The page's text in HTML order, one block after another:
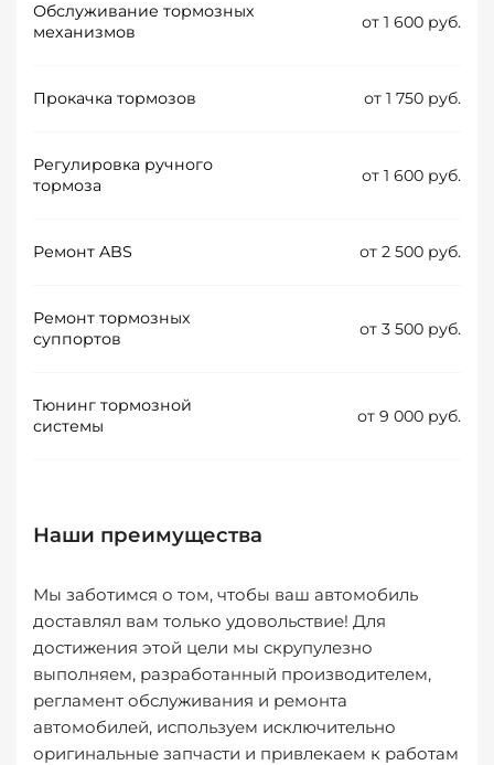
Обслуживание тормозных
механизмов
от 1 600 руб.
Прокачка тормозов от 1 750 руб.
Регулировка ручного
тормоза
от 1 600 руб.
Ремонт ABS от 2 500 руб.
Ремонт тормозных
суппортов
от 3 500 руб.
Тюнинг тормозной
системы
от 9 000 руб.
Наши преимущества
Мы заботимся о том, чтобы ваш автомобиль
доставлял вам только удовольствие! Для
достижения этой цели мы скрупулезно
выполняем, разработанный производителем,
регламент обслуживания и ремонта
автомобилей, используем исключительно
оригинальные запчасти и привлекаем к работам